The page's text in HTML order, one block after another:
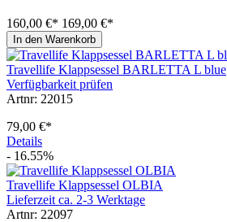
160,00 €* 169,00 €*
In den Warenkorb
Travellife Klappsessel BARLETTA L blue
Verfügbarkeit prüfen
Artnr: 22015
79,00 €*
Details
- 16.55%
Travellife Klappsessel OLBIA
Lieferzeit ca. 2-3 Werktage
Artnr: 22097